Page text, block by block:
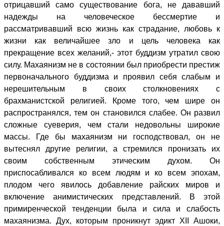
отрицавший само существование бога, не дававший
надежды на человеческое бессмертие и
рассматривавший всю жизнь как страдание, любовь к
жизни как величайшее зло и цель человека как
прекращение всех желаний,- этот буддизм утратил свою
силу. Махаянизм не в состоянии был приобрести престиж
первоначального буддизма и проявил себя слабым и
нерешительным в своих столкновениях с
брахманистской религией. Кроме того, чем шире он
распространялся, тем он становился слабее. Он развил
сложные суеверия, чем стали недовольны широкие
массы. Где бы махаянизм ни господствовал, он не
вытеснял другие религии, а стремился пронизать их
своим собственным этическим духом. Он
приспосабливался ко всем людям и ко всем эпохам,
плодом чего явилось добавление райских миров и
включение анимистических представлений. В этой
примиренческой тенденции была и сила и слабость
махаянизма. Дух, которым проникнут эдикт XII Ашоки,